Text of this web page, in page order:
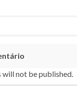
will not be published.